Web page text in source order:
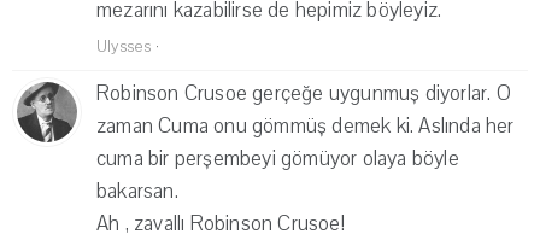
mezarını kazabilirse de hepimiz böyleyiz.
Ulysses ·
Robinson Crusoe gerçeğe uygunmuş diyorlar. O
zaman Cuma onu gömmüş demek ki. Aslında her
cuma bir perşembeyi gömüyor olaya böyle
bakarsan.
Ah , zavallı Robinson Crusoe!